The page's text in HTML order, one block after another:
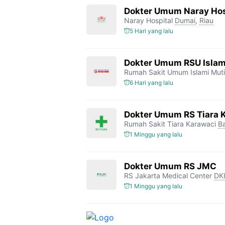
Dokter Umum Naray
Naray Hospital Dumai, Riau
5 Hari yang lalu
Dokter Umum RSU
Rumah Sakit Umum Islami
6 Hari yang lalu
Dokter Umum RS Tiara
Rumah Sakit Tiara Karawaci
1 Minggu yang lalu
Dokter Umum RS JMC
RS Jakarta Medical Center
1 Minggu yang lalu